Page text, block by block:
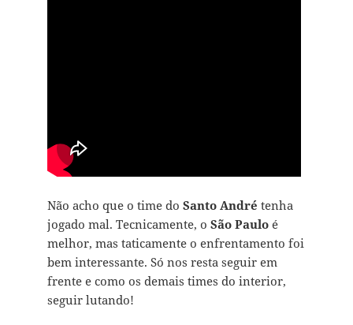
Não acho que o time do Santo André tenha
jogado mal. Tecnicamente, o São Pauloé
melhor, mas taticamente o enfrentamento foi
bem interessante. Só nos resta seguir em
frente e como os demais times do interior,
seguir lutando!